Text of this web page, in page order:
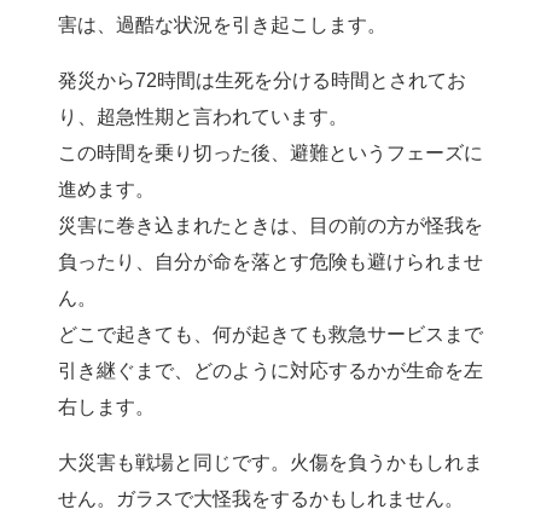
害は、過酷な状況を引き起こします。
発災から72時間は生死を分ける時間とされてお
り、超急性期と言われています。
この時間を乗り切った後、避難というフェーズに
進めます。
災害に巻き込まれたときは、目の前の方が怪我を
負ったり、自分が命を落とす危険も避けられませ
ん。
どこで起きても、何が起きても救急サービスまで
引き継ぐまで、どのように対応するかが生命を左
右します。
大災害も戦場と同じです。火傷を負うかもしれま
せん。ガラスで大怪我をするかもしれません。